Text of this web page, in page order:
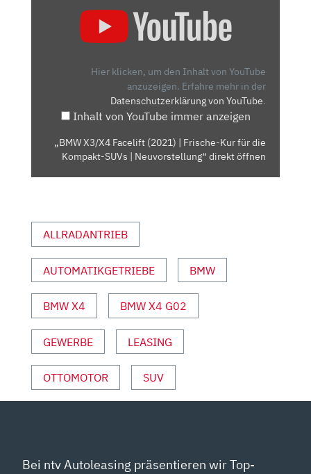
KOMPAKT-
ANZEIGEN
Hier klicken, um den Inhalt von YouTube
anzuzeigen. Erfahre mehr in der
Datenschutzerklärung von YouTube.
Inhalt von YouTube immer anzeigen
„BMW X3/X4 Facelift (2021) | Frische-Kur für die
Kompakt-SUVs | Neuvorstellung“ direkt öffnen
ALLRADANTRIEB
AUTOMATIKGETRIEBE BMW
BMW X4 BMW X4 G02
GEWERBE LEASING
OTTOMOTOR SUV
Bei ntv Autoleasing präsentieren wir Top-